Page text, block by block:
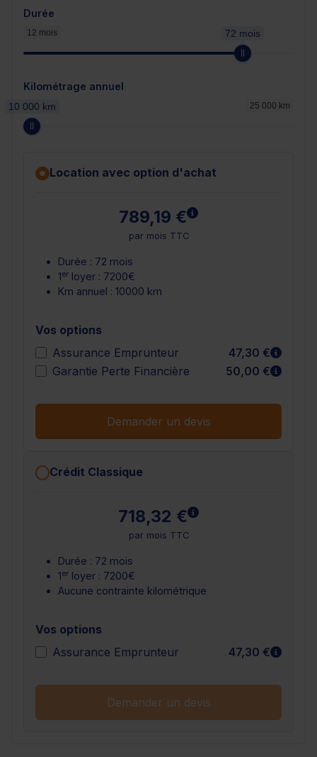
Durée
12 mois 72 mois
Kilométrage annuel
25 000 km
10 000 km
Location avec option d'achat
789,19 € En savoir plus
par mois TTC
Durée : 72 mois
1er loyer : 7200€
Km annuel : 10000 km
Vos options
Assurance Emprunteur
47,30 €
En
Garantie Perte Financière
50,00 € En
Demander un devis
Crédit Classique
718,32 € En savoir plus
par mois TTC
Durée : 72 mois
1er loyer : 7200€
Aucune contrainte kilométrique
Vos options
Assurance Emprunteur
47,30 € En
Demander un devis